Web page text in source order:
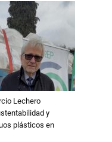
Lechero
y
plásticos en